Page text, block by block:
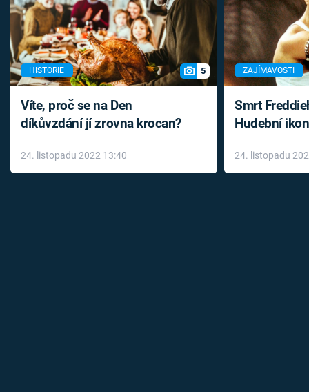
HISTORIE 5
Víte, proč se na Den
díkůvzdání jí zrovna krocan?
24. listopadu 2022 13:40
ZAJÍMAVOSTI
Smrt
Hudební
léky
24. listopadu